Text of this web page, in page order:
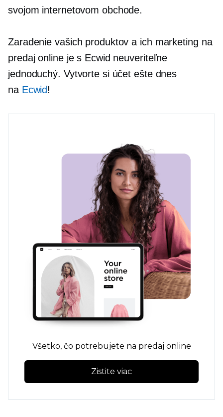
svojom internetovom obchode.
Zaradenie vašich produktov a ich marketing na
predaj online je s Ecwid neuveriteľne
jednoduchý. Vytvorte si účet ešte dnes
na Ecwid!
Všetko, čo potrebujete na predaj online
Zistite viac